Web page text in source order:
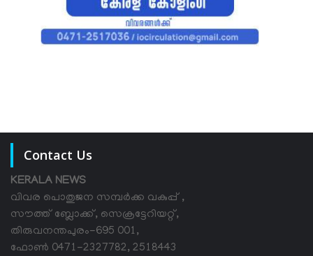
Contact Us
KERALA NEWS
വിവര പൊതുജന സമ്പര്‍ക്ക വകുപ്പ് ,
സൗത്ത് ബ്ലോക്ക്, സെക്രട്ടേറിയറ്റ്,
തിരുവനന്തപുരം-695 001,
ഫോൺ 0471-2327782, 2518443